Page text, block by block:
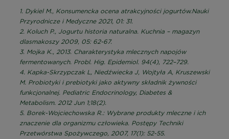
1. Dykiel M., Konsumencka ocena atrakcyjności jogurtów.Nauki
Przyrodnicze i Medyczne 2021, 01: 31.
2. Koluch P., Jogurtu historia naturalna. Kuchnia – magazyn
dlasmakoszy 2009, 05: 62-67.
3. Mojka K., 2013. Charakterystyka mlecznych napojów
fermentowanych. Probl. Hig. Epidemiol. 94(4), 722–729.
4. Kapka-Skrzypczak L, Niedźwiecka J, Wojtyła A, Kruszewski
M. Probiotyki i prebiotyki jako aktywny składnik żywności
funkcjonalnej. Pediatric Endocrinology, Diabetes &
Metabolism. 2012 Jun 1;18(2).
5. Borek-Wojciechowska R.: Wybrane produkty mleczne i ich
znaczenie dla organizmu człowieka. Postępy Techniki
Przetwórstwa Spożywczego, 2007, 17(1): 52-55.